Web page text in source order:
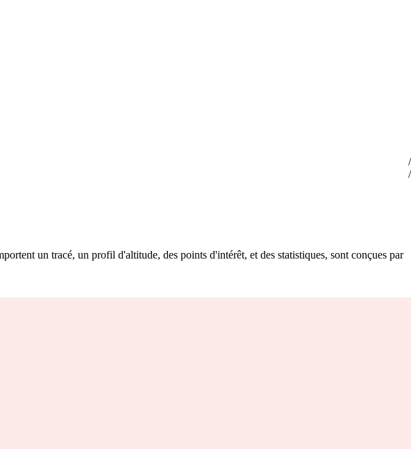
un tracé, un profil d'altitude, des points d'intérêt, et des statistiques, sont conçues par